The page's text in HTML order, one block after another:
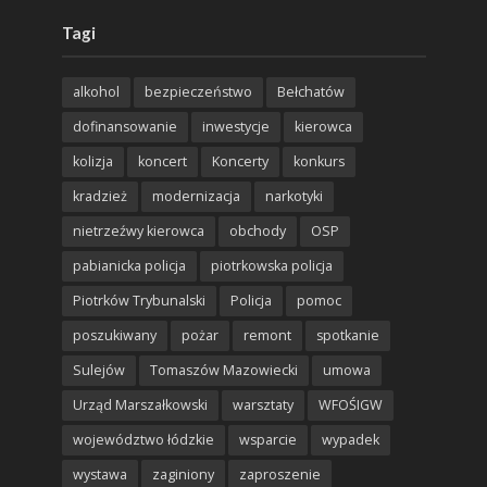
Tagi
alkohol bezpieczeństwo
Bełchatów
dofinansowanie
inwestycje
kierowca
kolizja
koncert Koncerty
konkurs
kradzież
modernizacja
narkotyki
nietrzeźwy kierowca
obchody
OSP
pabianicka policja
piotrkowska policja
Piotrków Trybunalski
Policja
pomoc
poszukiwany
pożar remont
spotkanie
Sulejów
Tomaszów Mazowiecki
umowa
Urząd Marszałkowski
warsztaty
WFOŚIGW
województwo łódzkie
wsparcie
wypadek
wystawa
zaginiony zaproszenie